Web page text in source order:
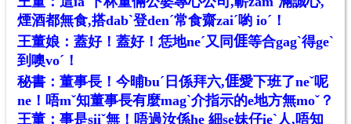
煙酒都無食,搭dabˋ登denˊ常食齋zaiˊ喲 ioˊ！
王董娘：蓋好！蓋好！恁地neˊ又同𠊎等合gagˋ得geˋ
到噢voˊ！
秘書：董事長！今晡buˊ日係拜六,𠊎愛下班了neˇ呢
ne！唔mˇ知董事長有麼magˋ介指示的e地方無moˇ？
王董：事是siiˇ無！唔過汝係he 細se妹仔ieˋ人,唔知